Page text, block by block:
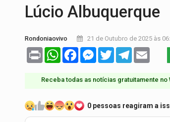
Lúcio Albuquerque
Rondoniaovivo 21 de Outubro de 2025 às
Print WhatsAppFacebookMessenger
TwitterTelegram
Receba todas as notícias gratuitamente
0 pessoas reagiram a